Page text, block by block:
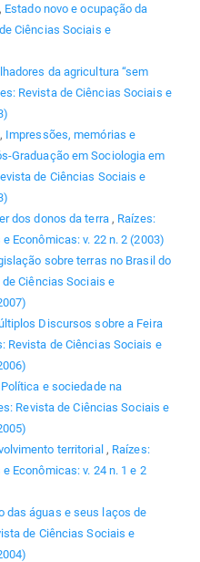
Estado novo e ocupação da
Ciências Sociais e
da agricultura “sem
Revista de Ciências Sociais e
Impressões, memórias e
Graduação em Sociologia em
de Ciências Sociais e
dos donos da terra , Raízes:
Econômicas: v. 22 n. 2 (2003)
sobre terras no Brasil do
de Ciências Sociais e
Discursos sobre a Feira
Revista de Ciências Sociais e
Política e sociedade na
Revista de Ciências Sociais e
territorial , Raízes:
Econômicas: v. 24 n. 1 e 2
das águas e seus laços de
de Ciências Sociais e